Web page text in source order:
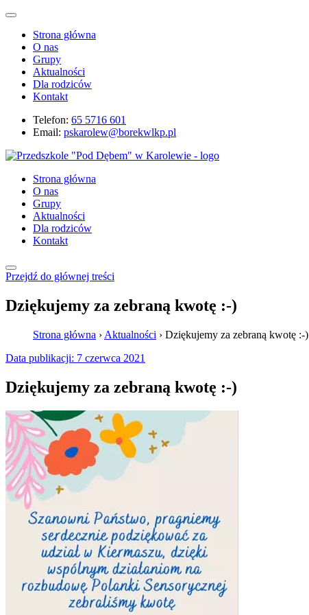
Strona główna
O nas
Grupy
Aktualności
Dla rodziców
Kontakt
Telefon: 65 5716 601
Email: pskarolew@borekwlkp.pl
Strona główna
O nas
Grupy
Aktualności
Dla rodziców
Kontakt
Przejdź do głównej treści
Dziękujemy za zebraną kwotę :-)
Strona główna › Aktualności › Dziękujemy za zebraną kwotę :-)
Data publikacji: 7 czerwca 2021
Dziękujemy za zebraną kwotę :-)